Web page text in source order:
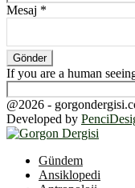
Mesaj *
If you are a human
@2026 -
Developed by
Gündem
Ansiklopedi